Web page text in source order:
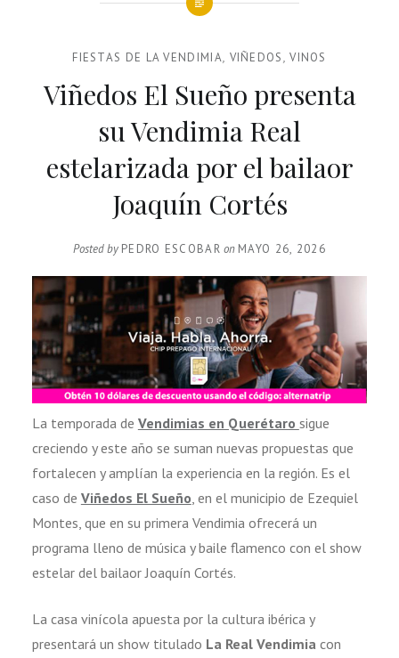
FIESTAS DE LA VENDIMIA, VIÑEDOS,VINOS
Viñedos El Sueño presenta
su Vendimia Real
estelarizada por el bailaor
Joaquín Cortés
Posted by PEDRO ESCOBAR on MAYO 26, 2026
La temporada de Vendimias en Querétaro sigue
creciendo y este año se suman nuevas propuestas que
fortalecen y amplían la experiencia en la región. Es el
caso de Viñedos El Sueño, en el municipio de Ezequiel
Montes, que en su primera Vendimia ofrecerá un
programa lleno de música y baile flamenco con el show
estelar del bailaor Joaquín Cortés.
La casa vinícola apuesta por la cultura ibérica y
presentará un show titulado La Real Vendimia con